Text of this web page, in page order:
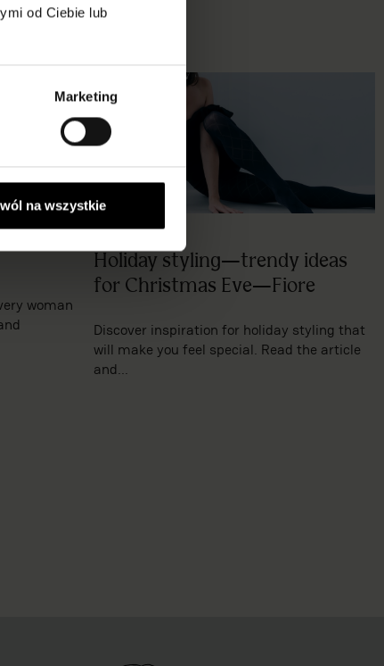
od Ciebie lub
Marketing
na wszystkie
woman
Holiday styling—trendy ideas
for Christmas Eve—Fiore
Discover inspiration for holiday styling that
will make you feel special. Read the article
and...